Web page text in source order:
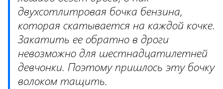
двухсотлитровая бочка бензина,
которая скатывается на каждой кочке.
Закатить ее обратно в дроги
невозможно для шестнадцатилетней
девчонки. Поэтому пришлось эту бочку
волоком тащить.